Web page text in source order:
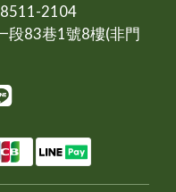
2104
段83巷1號8樓(非門